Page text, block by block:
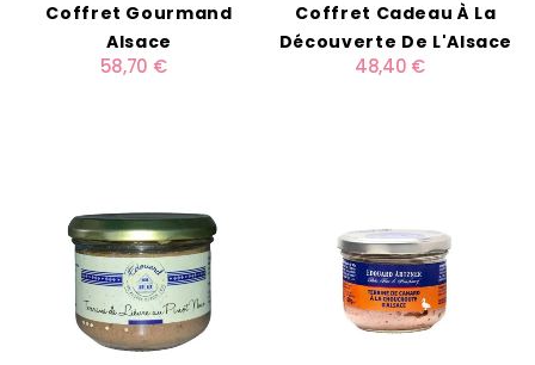
Coffret Gourmand
Alsace
58,70 €
Coffret Cadeau À La
Découverte De L'Alsace
48,40 €